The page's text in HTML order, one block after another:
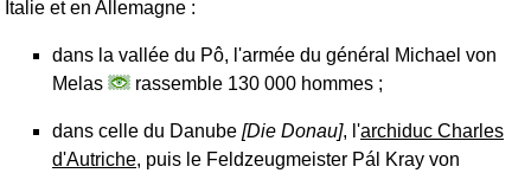
Italie et en Allemagne :
dans la vallée du Pô, l'armée du général Michael von
Melas
rassemble 130 000 hommes ;
dans celle du Danube [Die Donau], l'archiduc Charles
d'Autriche, puis le Feldzeugmeister Pál Kray von